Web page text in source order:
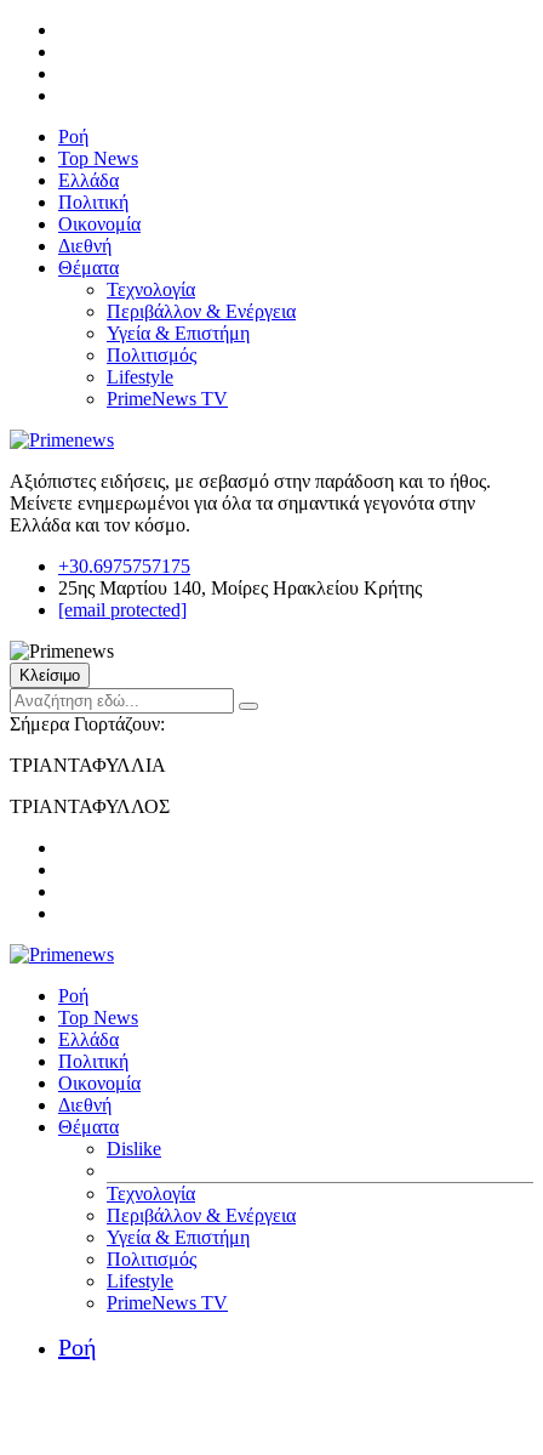
Ροή
Top News
Ελλάδα
Πολιτική
Οικονομία
Διεθνή
Θέματα
Τεχνολογία
Περιβάλλον & Ενέργεια
Υγεία & Επιστήμη
Πολιτισμός
Lifestyle
PrimeNews TV
Αξιόπιστες ειδήσεις, με σεβασμό στην παράδοση και το ήθος.
Μείνετε ενημερωμένοι για όλα τα σημαντικά γεγονότα στην
Ελλάδα και τον κόσμο.
+30.6975757175
25ης Μαρτίου 140, Μοίρες Ηρακλείου Κρήτης
[email protected]
Κλείσιμο
Σήμερα Γιορτάζουν:
ΤΡΙΑΝΤΑΦΥΛΛΙΑ
ΤΡΙΑΝΤΑΦΥΛΛΟΣ
Ροή
Top News
Ελλάδα
Πολιτική
Οικονομία
Διεθνή
Θέματα
Dislike
Τεχνολογία
Περιβάλλον & Ενέργεια
Υγεία & Επιστήμη
Πολιτισμός
Lifestyle
PrimeNews TV
Ροή